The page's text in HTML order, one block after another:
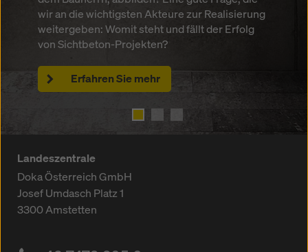
wir an die wichtigsten Akteure zur Realisierung
weitergeben: Womit steht und fällt der Erfolg
von Sichtbeton-Projekten?
Erfahren Sie mehr
für Sie die Meilensteine zusammengetragen,
die während eines Projekts zur
Schalungsplanung durchlaufen werden.
Erfahren Sie mehr
besser vorstellen, wenn er an eine Backform
denkt. Wir erklären Ihnen das Rezept, mit dem
Sie Schritt für Schritt zum perfekten
Erfahren Sie mehr
Landeszentrale
Doka Österreich GmbH
Josef Umdasch Platz 1
3300Amstetten